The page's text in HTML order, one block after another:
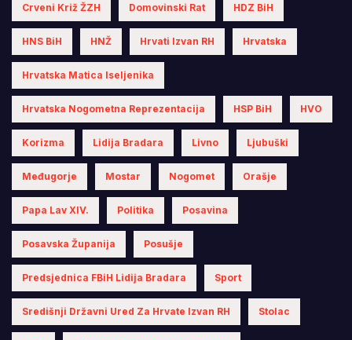
Crveni Križ ŽZH Domovinski Rat HDZ BiH
HNS BiH HNŽ Hrvati Izvan RH Hrvatska
Hrvatska Matica Iseljenika
Hrvatska Nogometna Reprezentacija HSP BiH HVO
Korizma Lidija Bradara Livno Ljubuški
Međugorje Mostar Nogomet Orašje
Papa Lav XIV. Politika Posavina
Posavska Županija Posušje
Predsjednica FBiH Lidija Bradara Sport
Središnji Državni Ured Za Hrvate Izvan RH Stolac